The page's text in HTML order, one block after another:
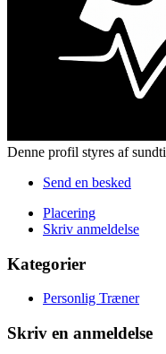
Denne profil styres af sundti
Send en besked
Placering
Skriv anmeldelse
Kategorier
Personlig Træner
Skriv en anmeldelse